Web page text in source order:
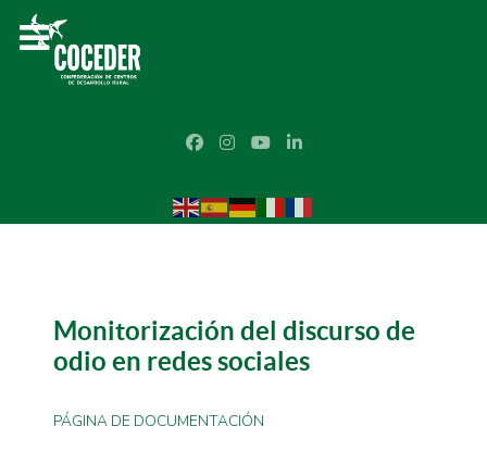
Monitorización del discurso de
odio en redes sociales
PÁGINA DE DOCUMENTACIÓN